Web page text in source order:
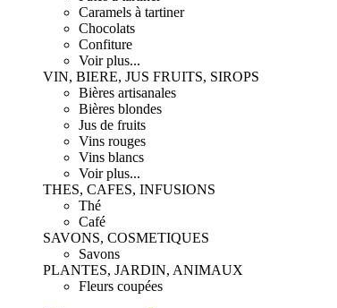
Caramels à tartiner
Chocolats
Confiture
Voir plus...
VIN, BIERE, JUS FRUITS, SIROPS
Bières artisanales
Bières blondes
Jus de fruits
Vins rouges
Vins blancs
Voir plus...
THES, CAFES, INFUSIONS
Thé
Café
SAVONS, COSMETIQUES
Savons
PLANTES, JARDIN, ANIMAUX
Fleurs coupées